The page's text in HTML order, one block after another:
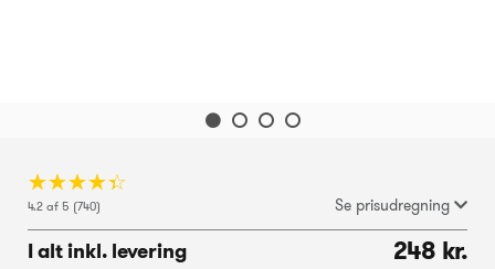
4.2 af 5 (740)
☆☆☆☆☆
★★★★★
Se prisudregning
I alt inkl. levering 248 kr.